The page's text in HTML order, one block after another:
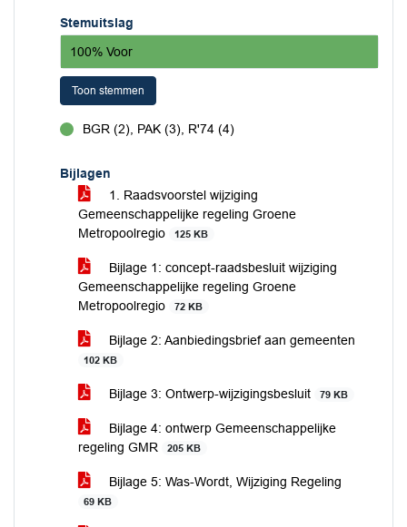
Stemuitslag
100% Voor
Toon stemmen
BGR (2), PAK (3), R'74 (4)
Bijlagen
1. Raadsvoorstel wijziging
Gemeenschappelijke regeling Groene
Metropoolregio
125 KB
Bijlage 1: concept-raadsbesluit wijziging
Gemeenschappelijke regeling Groene
Metropoolregio
72 KB
Bijlage 2: Aanbiedingsbrief aan gemeenten
102 KB
Bijlage 3: Ontwerp-wijzigingsbesluit 79 KB
Bijlage 4: ontwerp Gemeenschappelijke
regeling GMR
205 KB
Bijlage 5: Was-Wordt, Wijziging Regeling
69 KB